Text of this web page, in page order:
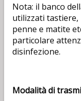
Nota: il banco
utilizzati tastiere,
penne e matite
particolare
disinfezione.
Modalità di